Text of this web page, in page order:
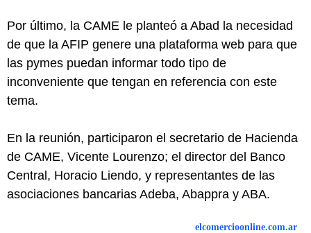
Por último, la CAME le planteó a Abad la necesidad
de que la AFIP genere una plataforma web para que
las pymes puedan informar todo tipo de
inconveniente que tengan en referencia con este
tema.
En la reunión, participaron el secretario de Hacienda
de CAME, Vicente Lourenzo; el director del Banco
Central, Horacio Liendo, y representantes de las
asociaciones bancarias Adeba, Abappra y ABA.
elcomercioonline.com.ar